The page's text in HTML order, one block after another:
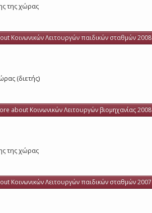
της χώρας
Κοινωνικών Λειτουργών παιδικών σταθμών 2008
(διετής)
about Κοινωνικών Λειτουργών βιομηχανίας 2008
της χώρας
Κοινωνικών Λειτουργών παιδικών σταθμών 2007